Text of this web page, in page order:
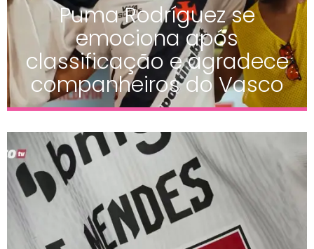
Puma Rodríguez se
emociona após
classificação e agradece
companheiros do Vasco